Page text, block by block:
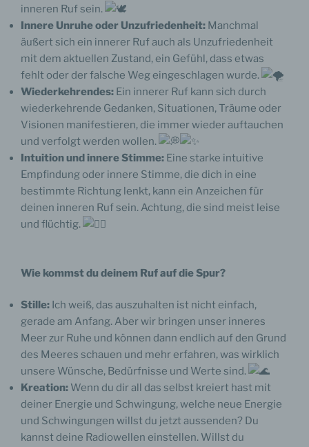
inneren Ruf sein.
Innere Unruhe oder Unzufriedenheit: Manchmal
äußert sich ein innerer Ruf auch als Unzufriedenheit
mit dem aktuellen Zustand, ein Gefühl, dass etwas
fehlt oder der falsche Weg eingeschlagen wurde.
Wiederkehrendes: Ein innerer Ruf kann sich durch
wiederkehrende Gedanken, Situationen, Träume oder
Visionen manifestieren, die immer wieder auftauchen
und verfolgt werden wollen.
Intuition und innere Stimme: Eine starke intuitive
Empfindung oder innere Stimme, die dich in eine
bestimmte Richtung lenkt, kann ein Anzeichen für
deinen inneren Ruf sein. Achtung, die sind meist leise
und flüchtig.
Wie kommst du deinem Ruf auf die Spur?
Stille: Ich weiß, das auszuhalten ist nicht einfach,
gerade am Anfang. Aber wir bringen unser inneres
Meer zur Ruhe und können dann endlich auf den Grund
des Meeres schauen und mehr erfahren, was wirklich
unsere Wünsche, Bedürfnisse und Werte sind.
Kreation: Wenn du dir all das selbst kreiert hast mit
deiner Energie und Schwingung, welche neue Energie
und Schwingungen willst du jetzt aussenden? Du
kannst deine Radiowellen einstellen. Willst du